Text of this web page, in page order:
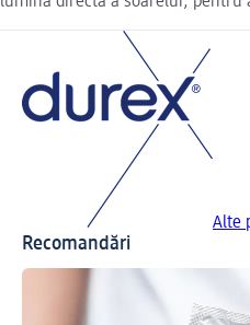
Alte
Recomandări